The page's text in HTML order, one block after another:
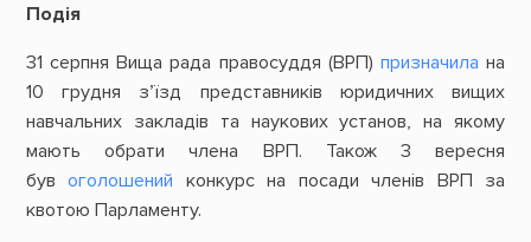
Подія
31 серпня Вища рада правосуддя (ВРП)призначила на
10 грудня з’їзд представників юридичних вищих
навчальних закладів та наукових установ, на якому
мають обрати члена ВРП. Також 3 вересня
бувоголошений конкурс на посади членів ВРП за
квотою Парламенту.